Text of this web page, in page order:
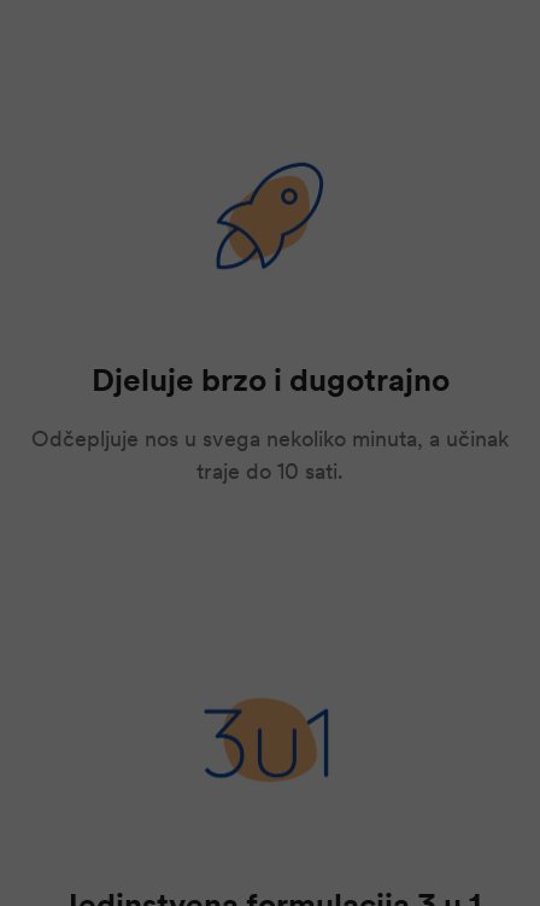
Djeluje brzo i dugotrajno
Odčepljuje nos u svega nekoliko minuta, a učinak
traje do 10 sati.